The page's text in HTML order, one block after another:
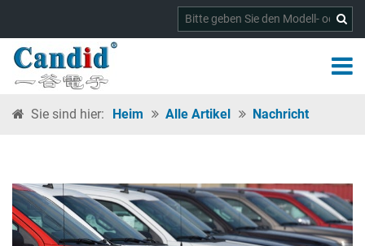
Sie sind hier: Heim Alle Artikel Nachricht